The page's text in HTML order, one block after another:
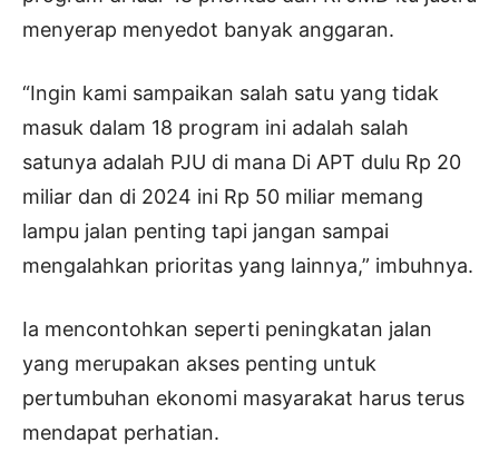
menyerap menyedot banyak anggaran.
“Ingin kami sampaikan salah satu yang tidak
masuk dalam 18 program ini adalah salah
satunya adalah PJU di mana Di APT dulu Rp 20
miliar dan di 2024 ini Rp 50 miliar memang
lampu jalan penting tapi jangan sampai
mengalahkan prioritas yang lainnya,” imbuhnya.
Ia mencontohkan seperti peningkatan jalan
yang merupakan akses penting untuk
pertumbuhan ekonomi masyarakat harus terus
mendapat perhatian.